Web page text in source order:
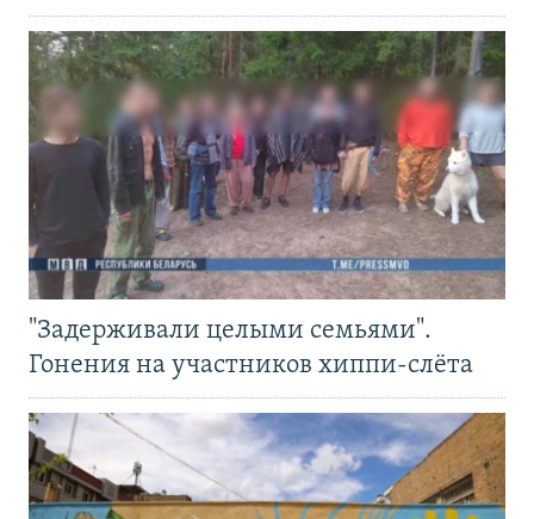
"Задерживали целыми семьями".
Гонения на участников хиппи-слёта